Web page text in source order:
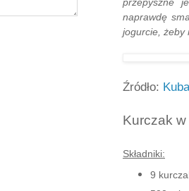
naprawdę
jogurcie, żeby
Źródło: Kuba
Kurczak
Składniki:
9